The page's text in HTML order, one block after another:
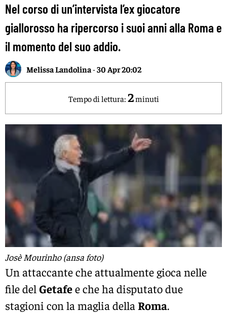
Nel corso di un’intervista l’ex giocatore
giallorosso ha ripercorso i suoi anni alla Roma e
il momento del suo addio.
Melissa Landolina -30 Apr 20:02
Tempo di lettura: 2minuti
Josè Mourinho (ansa foto)
Un attaccante che attualmente gioca nelle
file del Getafee che ha disputato due
stagioni con la maglia della Roma.